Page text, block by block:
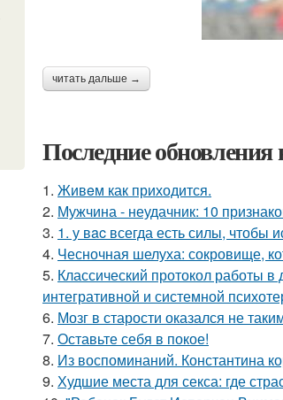
читать дальше →
Последние обновления
1. Живeм как приходится.
2. Мужчина - неудачник: 10
3. 1. у вac всегда есть силы, чтобы
4. Чесночная шелуха: сокровище,
5. Классический протокол работы в
интегративной и системной
6. Мозг в старости оказался не
7. Оставьте себя в покое!
8. Из воспоминаний. Константина
9. Худшие места для секса: где